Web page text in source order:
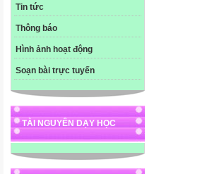
Tin tức
Thông báo
Hình ảnh hoạt động
Soạn bài trực tuyến
TÀI NGUYÊN DẠY HỌC